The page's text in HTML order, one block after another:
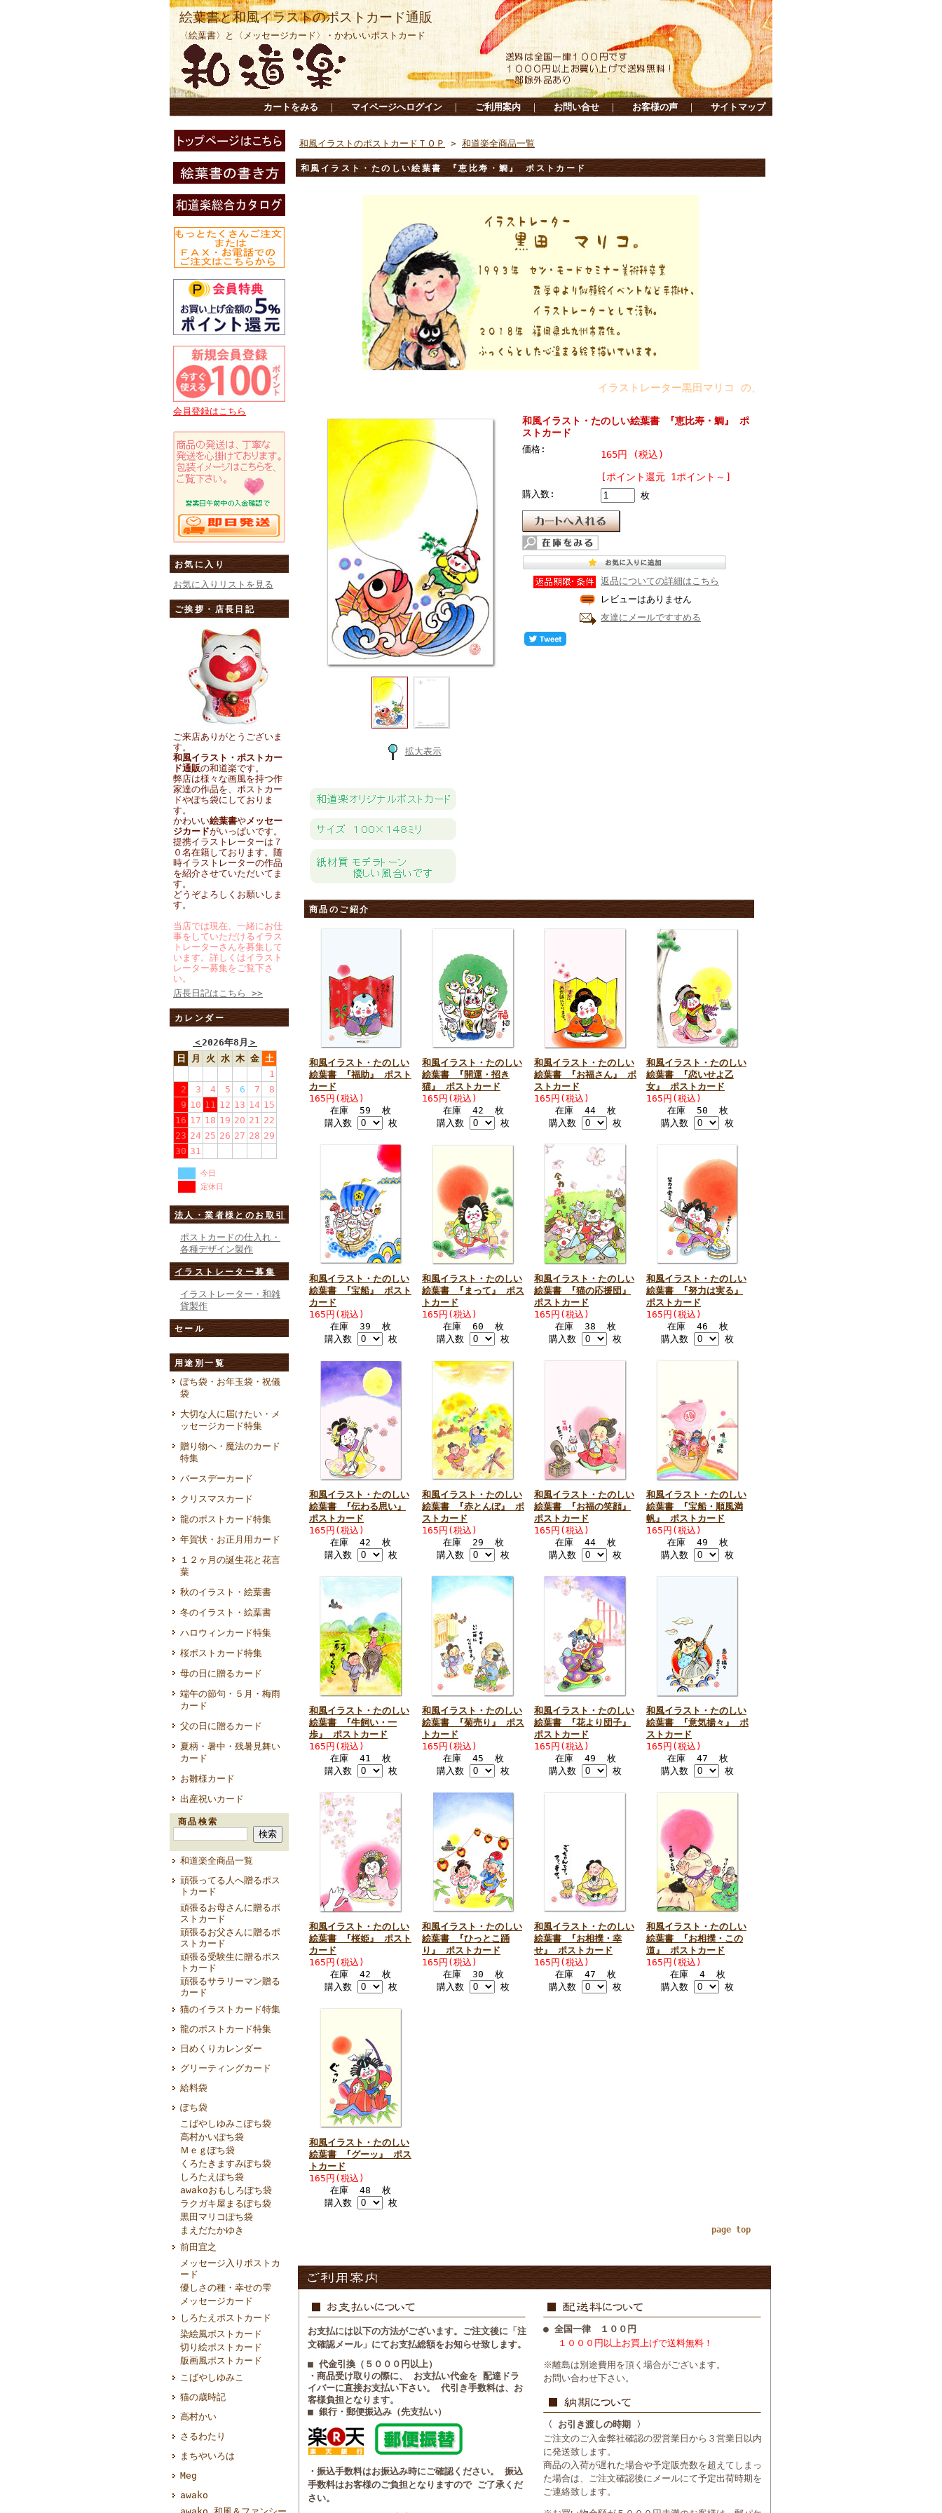
絵葉書と和風イラストのポストカード通販
〈絵葉書〉と〈メッセージカード〉・かわいいポストカード
カートをみる ｜ マイページへログイン ｜ ご利用案内 ｜ お問い合せ ｜ お客様の声 ｜ サイトマップ
会員登録はこちら
お気に入り
お気に入りリストを見る
ご挨拶・店長日記
ご来店ありがとうございま
す。
和風イラスト・ポストカー
ド通販の和道楽です。
弊店は様々な画風を持つ作
家達の作品を、ポストカー
ドやぽち袋にしておりま
す。
かわいい絵葉書やメッセー
ジカードがいっぱいです。
提携イラストレーターは７
０名在籍しております。随
時イラストレーターの作品
を紹介させていただいてま
す。
どうぞよろしくお願いしま
す。
当店では現在、一緒にお仕
事をしていただけるイラス
トレーターさんを募集して
います。詳しくはイラスト
レーター募集をご覧下さ
い。
店長日記はこちら >>
カレンダー
＜2026年8月 ＞
日
月 火 水 木 金 土
1
2
3 4 5 6 7
8
9 10 11 12 13 14 15
16 17 18 19 20 21 22
23 24 25 26 27 28 29
30 31
今日
定休日
法人・業者様とのお取引
ポストカードの仕入れ・
各種デザイン製作
イラストレーター募集
イラストレーター・和雑
貨製作
セール
用途別一覧
ぽち袋・お年玉袋・祝儀
袋
大切な人に届けたい・メ
ッセージカード特集
贈り物へ・魔法のカード
特集
バースデーカード
クリスマスカード
龍のポストカード特集
年賀状・お正月用カード
１２ヶ月の誕生花と花言
葉
秋のイラスト・絵葉書
冬のイラスト・絵葉書
ハロウィンカード特集
桜ポストカード特集
母の日に贈るカード
端午の節句・５月・梅雨
カード
父の日に贈るカード
夏柄・暑中・残暑見舞い
カード
お雛様カード
出産祝いカード
商品検索
和道楽全商品一覧
頑張ってる人へ贈るポス
トカード
頑張るお母さんに贈るポ
ストカード
頑張るお父さんに贈るポ
ストカード
頑張る受験生に贈るポス
トカード
頑張るサラリーマン贈る
カード
猫のイラストカード特集
龍のポストカード特集
日めくりカレンダー
グリーティングカード
給料袋
ぽち袋
こばやしゆみこぽち袋
高村かいぽち袋
Ｍｅｇぽち袋
くろたきますみぽち袋
しろたえぽち袋
awakoおもしろぽち袋
ラクガキ屋まるぽち袋
黒田マリコぽち袋
まえだたかゆき
前田宜之
メッセージ入りポストカ
ード
優しさの種・幸せの雫
メッセージカード
しろたえポストカード
染絵風ポストカード
切り絵ポストカード
版画風ポストカード
こばやしゆみこ
猫の歳時記
高村かい
さるわたり
まちやいろは
Meg
awako
和風イラストのポストカードＴＯＰ > 和道楽全商品一覧
和風イラスト・たのしい絵葉書 『恵比寿・鯛』 ポストカード
イラストレーター黒田マリコ の、日本の四季や懐かしい風景の絵葉書です
拡大表示
和風イラスト・たのしい絵葉書 『恵比寿・鯛』 ポ
ストカード
価格:
165円 (税込)
[ポイント還元 1ポイント～]
購入数: 枚
返品についての詳細はこちら
レビューはありません
友達にメールですすめる
商品のご紹介
和風イラスト・たのしい
絵葉書 『福助』 ポスト
カード
165円(税込)
在庫 59 枚
購入数
枚
和風イラスト・たのしい
絵葉書 『開運・招き
猫』 ポストカード
165円(税込)
在庫 42 枚
購入数
枚
和風イラスト・たのしい
絵葉書 『お福さん』 ポ
ストカード
165円(税込)
在庫 44 枚
購入数
枚
和風イラスト・たのしい
絵葉書 『恋いせよ乙
女』 ポストカード
165円(税込)
在庫 50 枚
購入数
枚
和風イラスト・たのしい
絵葉書 『宝船』 ポスト
カード
165円(税込)
在庫 39 枚
購入数
枚
和風イラスト・たのしい
絵葉書 『まって』 ポス
トカード
165円(税込)
在庫 60 枚
購入数
枚
和風イラスト・たのしい
絵葉書 『猫の応援団』
ポストカード
165円(税込)
在庫 38 枚
購入数
枚
和風イラスト・たのしい
絵葉書 『努力は実る』
ポストカード
165円(税込)
在庫 46 枚
購入数
枚
和風イラスト・たのしい
絵葉書 『伝わる思い』
ポストカード
165円(税込)
在庫 42 枚
購入数
枚
和風イラスト・たのしい
絵葉書 『赤とんぼ』 ポ
ストカード
165円(税込)
在庫 29 枚
購入数
枚
和風イラスト・たのしい
絵葉書 『お福の笑顔』
ポストカード
165円(税込)
在庫 44 枚
購入数
枚
和風イラスト・たのしい
絵葉書 『宝船・順風満
帆』 ポストカード
165円(税込)
在庫 49 枚
購入数
枚
和風イラスト・たのしい
絵葉書 『牛飼い・一
歩』 ポストカード
165円(税込)
在庫 41 枚
購入数
枚
和風イラスト・たのしい
絵葉書 『菊売り』 ポス
トカード
165円(税込)
在庫 45 枚
購入数
枚
和風イラスト・たのしい
絵葉書 『花より団子』
ポストカード
165円(税込)
在庫 49 枚
購入数
枚
和風イラスト・たのしい
絵葉書 『意気揚々』 ポ
ストカード
165円(税込)
在庫 47 枚
購入数
枚
和風イラスト・たのしい
絵葉書 『桜姫』 ポスト
カード
165円(税込)
在庫 42 枚
購入数
枚
和風イラスト・たのしい
絵葉書 『ひっとこ踊
り』 ポストカード
165円(税込)
在庫 30 枚
購入数
枚
和風イラスト・たのしい
絵葉書 『お相撲・幸
せ』 ポストカード
165円(税込)
在庫 47 枚
購入数
枚
和風イラスト・たのしい
絵葉書 『お相撲・この
道』 ポストカード
165円(税込)
在庫 4 枚
購入数
枚
和風イラスト・たのしい
絵葉書 『グーッ』 ポス
トカード
165円(税込)
在庫 48 枚
購入数
枚
page top
お支払には以下の方法がございます。ご注文後に「注
文確認メール」にてお支払総額をお知らせ致します。
■ 代金引換（５０００円以上）
・商品受け取りの際に、 お支払い代金を 配達ドラ
イバーに直接お支払い下さい。 代引き手数料は、お
客様負担となります。
■ 銀行・郵便振込み（先支払い）
・振込手数料はお振込み時にご確認ください。 振込
手数料はお客様のご負担となりますので ご了承くだ
さい。
● 全国一律 １００円
１０００円以上お買上げで送料無料！
※離島は別途費用を頂く場合がございます。
お問い合わせ下さい。
〈 お引き渡しの時期 〉
ご注文のご入金弊社確認の翌営業日から３営業日以内
に発送致します。
商品の入荷が遅れた場合や予定販売数を超えてしまっ
た場合は、ご注文確認後にメールにて予定出荷時期を
ご連絡致します。